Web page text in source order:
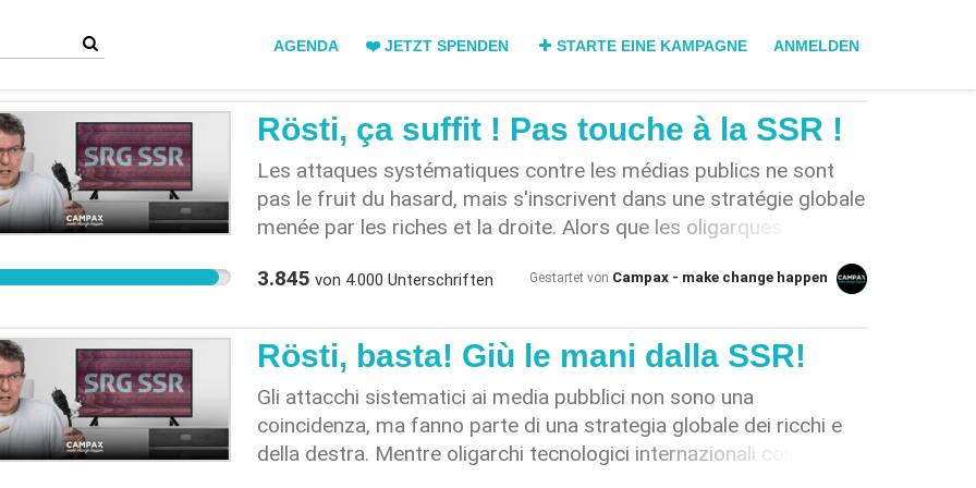
AGENDA ❤️ JETZT SPENDEN STARTE EINE KAMPAGNE ANMELDEN
Rösti, ça suffit ! Pas touche à la SSR !
Les attaques systématiques contre les médias publics ne sont
pas le fruit du hasard, mais s'inscrivent dans une stratégie globale
menée par les riches et la droite. Alors que les oligarques
Mark Zuckerberg s'emparent de la souveraineté de l'information
anti-SSR dans le programme de l'UDC, poursuit des intérêts
similaires en Suisse avec son empire de plus de 25 médias. (3) À
une époque marquée par la désinformation, les théories du
complot et les contenus générés par l'intelligence artificielle, les
réductions constantes des redevances constituent une menace
3.845 von 4.000 Unterschriften Gestartet von Campax - make change happen
Rösti, basta! Giù le mani dalla SSR!
Gli attacchi sistematici ai media pubblici non sono una
coincidenza, ma fanno parte di una strategia globale dei ricchi e
della destra. Mentre oligarchi tecnologici internazionali come Elon